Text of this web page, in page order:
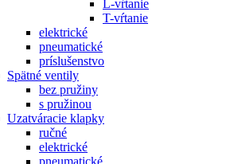
L-vŕtanie
T-vŕtanie
elektrické
pneumatické
príslušenstvo
Spätné ventily
bez pružiny
s pružinou
Uzatváracie klapky
ručné
elektrické
pneumatické